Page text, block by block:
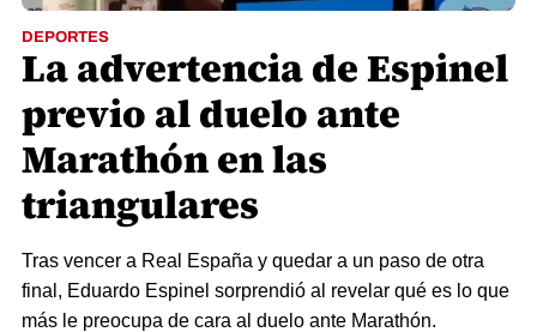
DEPORTES
La advertencia de Espinel
previo al duelo ante
Marathón en las
triangulares
Tras vencer a Real España y quedar a un paso de otra
final, Eduardo Espinel sorprendió al revelar qué es lo que
más le preocupa de cara al duelo ante Marathón.